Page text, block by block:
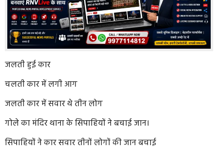
जलती हुई कार
चलती कार में लगी आग
जलती कार में सवार थे तीन लोग
गोले का मंदिर थाना के सिपाहियों ने बचाई जान।
सिपाहियों ने कार सवार तीनों लोगों की जान बचाई